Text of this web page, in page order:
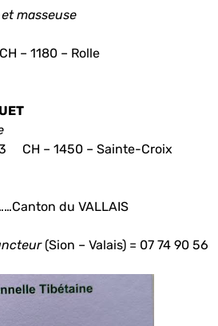
masseuse
CH – 1180 – Rolle
CH – 1450 – Sainte-Croix
du VALLAIS
(Sion – Valais) = 07 74 90 56